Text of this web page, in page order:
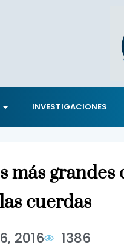
INVESTIGACIONES
más grandes
cuerdas
2016 1386